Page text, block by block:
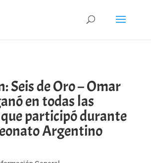
Seis de Oro – Omar
en todas las
participó durante
Argentino